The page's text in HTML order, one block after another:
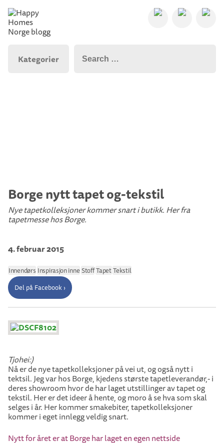
Kategorier
Borge nytt tapet og-tekstil
Nye tapetkolleksjoner kommer snart i butikk. Her fra
tapetmesse hos Borge.
4. februar 2015
Innendørs Inspirasjon inne StoffTapetTekstil
Del på Facebook ›
Tjohei:)
Nå er de nye tapetkolleksjoner på vei ut, og også nytt i
tektsil. Jeg var hos Borge, kjedens største tapetleverandør,- i
deres showroom hvor de har laget utstillinger av tapet og
tekstil. Her er det ideer å hente, og moro å se hva som skal
selges i år. Her kommer smakebiter, tapetkolleksjoner
kommer i eget innlegg veldig snart.
Nytt for året er at Borge har laget en egen nettside